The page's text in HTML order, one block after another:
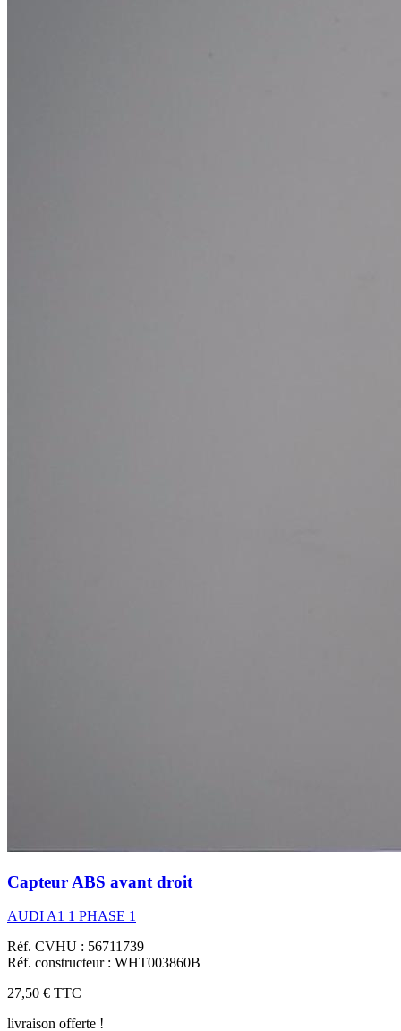
Capteur ABS avant droit
AUDI A1 1 PHASE 1
Réf. CVHU : 56711739
Réf. constructeur : WHT003860B
27,50 € TTC
livraison offerte !